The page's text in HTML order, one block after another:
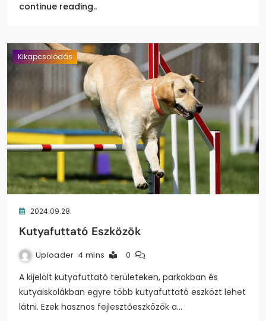
continue reading..
Kikapcsolódás
2024.09.28.
Kutyafuttató Eszközök
Uploader 4 mins 0
A kijelölt kutyafuttató területeken, parkokban és
kutyaiskolákban egyre több kutyafuttató eszközt lehet
látni. Ezek hasznos fejlesztőeszközök a…